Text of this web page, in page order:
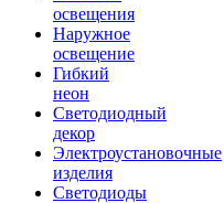
освещения
Наружное
освещение
Гибкий
неон
Светодиодный
декор
Электроустановочные
изделия
Светодиоды